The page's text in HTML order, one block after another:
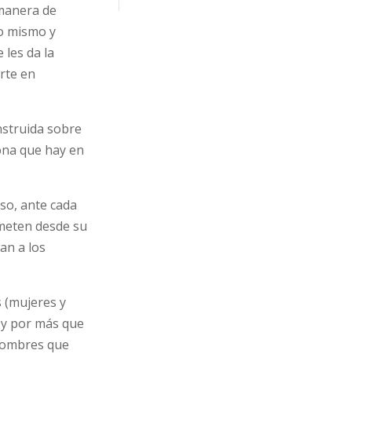
de
mismo y
les da la
en
sobre
que hay en
ante cada
desde su
a los
(mujeres y
por más que
que